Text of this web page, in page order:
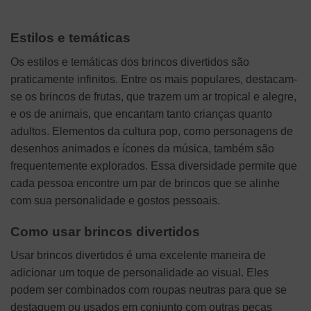
Estilos e temáticas
Os estilos e temáticas dos brincos divertidos são
praticamente infinitos. Entre os mais populares, destacam-
se os brincos de frutas, que trazem um ar tropical e alegre,
e os de animais, que encantam tanto crianças quanto
adultos. Elementos da cultura pop, como personagens de
desenhos animados e ícones da música, também são
frequentemente explorados. Essa diversidade permite que
cada pessoa encontre um par de brincos que se alinhe
com sua personalidade e gostos pessoais.
Como usar brincos divertidos
Usar brincos divertidos é uma excelente maneira de
adicionar um toque de personalidade ao visual. Eles
podem ser combinados com roupas neutras para que se
destaquem ou usados em conjunto com outras peças